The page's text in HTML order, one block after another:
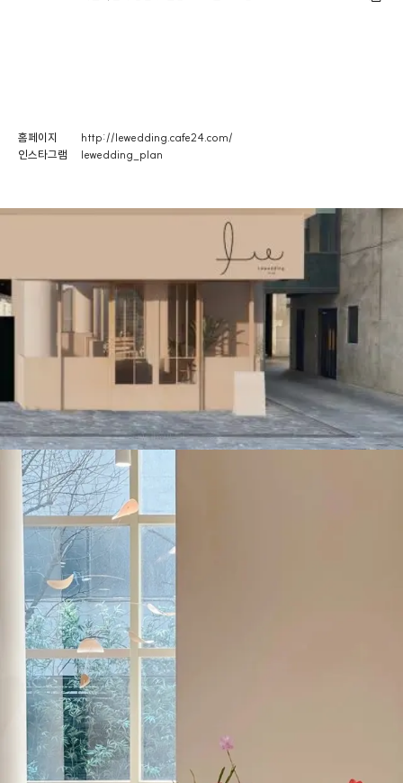
홈페이지
http://lewedding.cafe24.com/
인스타그램
lewedding_plan